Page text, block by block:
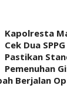
Kapolresta
Cek Dua
Pastikan
Pemenuhan
Berjalan